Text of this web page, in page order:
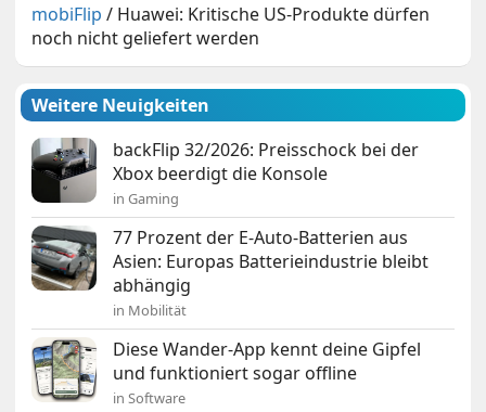
mobiFlip / Huawei: Kritische US-Produkte dürfen
noch nicht geliefert werden
Weitere Neuigkeiten
backFlip 32/2026: Preisschock bei der
Xbox beerdigt die Konsole
in Gaming
77 Prozent der E-Auto-Batterien aus
Asien: Europas Batterieindustrie bleibt
abhängig
in Mobilität
Diese Wander-App kennt deine Gipfel
und funktioniert sogar offline
in Software